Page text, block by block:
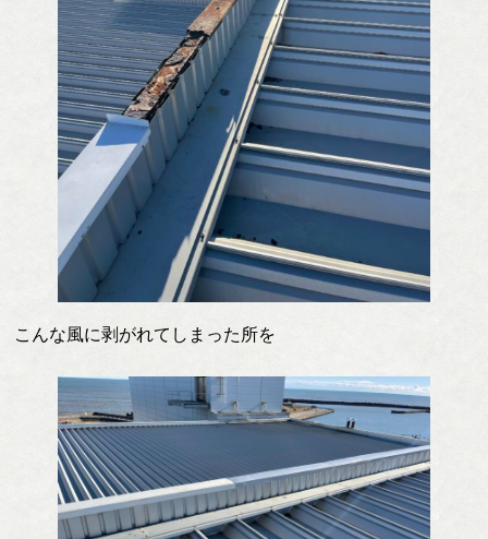
こんな風に剥がれてしまった所を